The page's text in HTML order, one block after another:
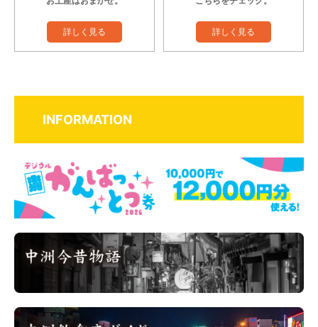
詳しく見る 詳しく見る
INFORMATION